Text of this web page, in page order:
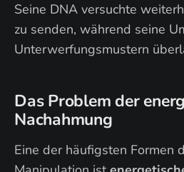
Seine DNA versuchte
zu senden, während seine
Unterwerfungsmustern
Das Problem der
Nachahmung
Eine der häufigsten Formen